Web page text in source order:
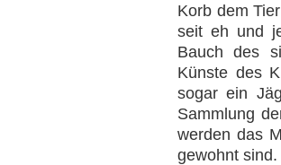
Korb dem
seit eh und
Bauch des
Künste des
sogar ein
Sammlung
werden das
gewohnt sind.